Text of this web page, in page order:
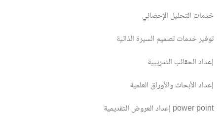
خدمات التحليل الإحصائي
توفير خدمات تصميم السيرة الذاتية
إعداد الحقائب التدريبية
إعداد الأبحاث والأوراق العلمية
إعداد العروض التقديمية power point